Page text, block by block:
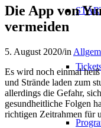
Die App von
vermeiden
5. August 2020/in
Es wird noch einmal
und Strände laden zum
allerdings die Gefahr,
gesundheitliche Folgen
richtigen Zeitrahmen für